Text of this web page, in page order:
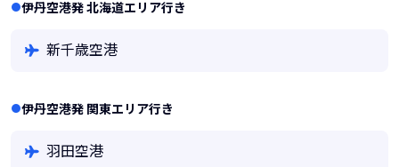
伊丹空港発 北海道エリア行き
新千歳空港
伊丹空港発 関東エリア行き
羽田空港